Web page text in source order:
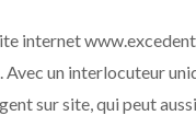
internet
un interlocuteur
sur site, qui peut